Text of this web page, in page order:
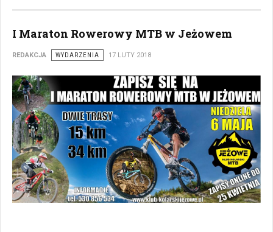
I Maraton Rowerowy MTB w Jeżowem
REDAKCJA WYDARZENIA 17 LUTY 2018